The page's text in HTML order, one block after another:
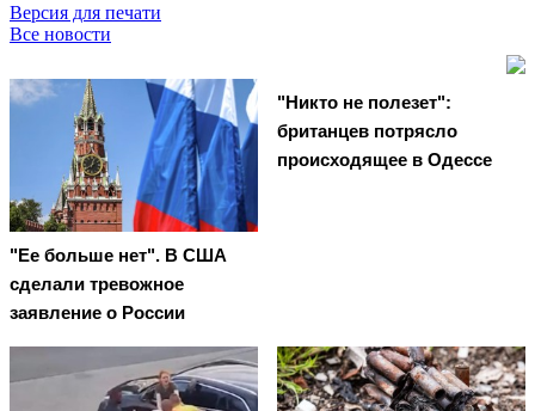
Версия для печати
Все новости
"Ее больше нет". В США
сделали тревожное
заявление о России
"Никто не полезет":
британцев потрясло
происходящее в Одессе